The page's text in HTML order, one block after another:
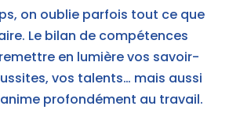
on oublie parfois tout ce que
Le bilan de compétences
en lumière vos savoir-
vos talents… mais aussi
profondément au travail.